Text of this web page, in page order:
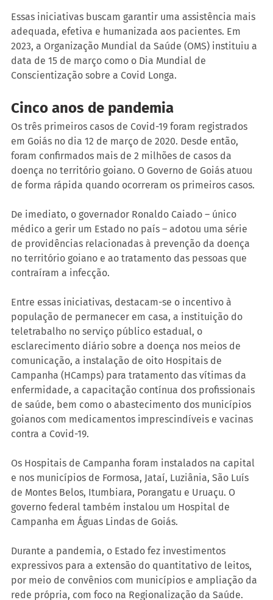
Essas iniciativas buscam garantir uma assistência mais
adequada, efetiva e humanizada aos pacientes. Em
2023, a Organização Mundial da Saúde (OMS) instituiu a
data de 15 de março como o Dia Mundial de
Conscientização sobre a Covid Longa.
Cinco anos de pandemia
Os três primeiros casos de Covid-19 foram registrados
em Goiás no dia 12 de março de 2020. Desde então,
foram confirmados mais de 2 milhões de casos da
doença no território goiano. O Governo de Goiás atuou
de forma rápida quando ocorreram os primeiros casos.
De imediato, o governador Ronaldo Caiado – único
médico a gerir um Estado no país – adotou uma série
de providências relacionadas à prevenção da doença
no território goiano e ao tratamento das pessoas que
contraíram a infecção.
Entre essas iniciativas, destacam-se o incentivo à
população de permanecer em casa, a instituição do
teletrabalho no serviço público estadual, o
esclarecimento diário sobre a doença nos meios de
comunicação, a instalação de oito Hospitais de
Campanha (HCamps) para tratamento das vítimas da
enfermidade, a capacitação contínua dos profissionais
de saúde, bem como o abastecimento dos municípios
goianos com medicamentos imprescindíveis e vacinas
contra a Covid-19.
Os Hospitais de Campanha foram instalados na capital
e nos municípios de Formosa, Jataí, Luziânia, São Luís
de Montes Belos, Itumbiara, Porangatu e Uruaçu. O
governo federal também instalou um Hospital de
Campanha em Águas Lindas de Goiás.
Durante a pandemia, o Estado fez investimentos
expressivos para a extensão do quantitativo de leitos,
por meio de convênios com municípios e ampliação da
rede própria, com foco na Regionalização da Saúde.